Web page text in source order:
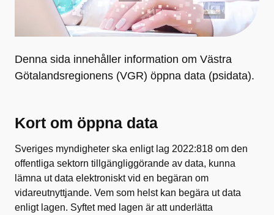
Denna sida innehåller information om Västra
Götalandsregionens (VGR) öppna data (psidata).
Kort om öppna data
Sveriges myndigheter ska enligt lag 2022:818 om den
offentliga sektorn tillgängliggörande av data, kunna
lämna ut data elektroniskt vid en begäran om
vidareutnyttjande. Vem som helst kan begära ut data
enligt lagen. Syftet med lagen är att underlätta